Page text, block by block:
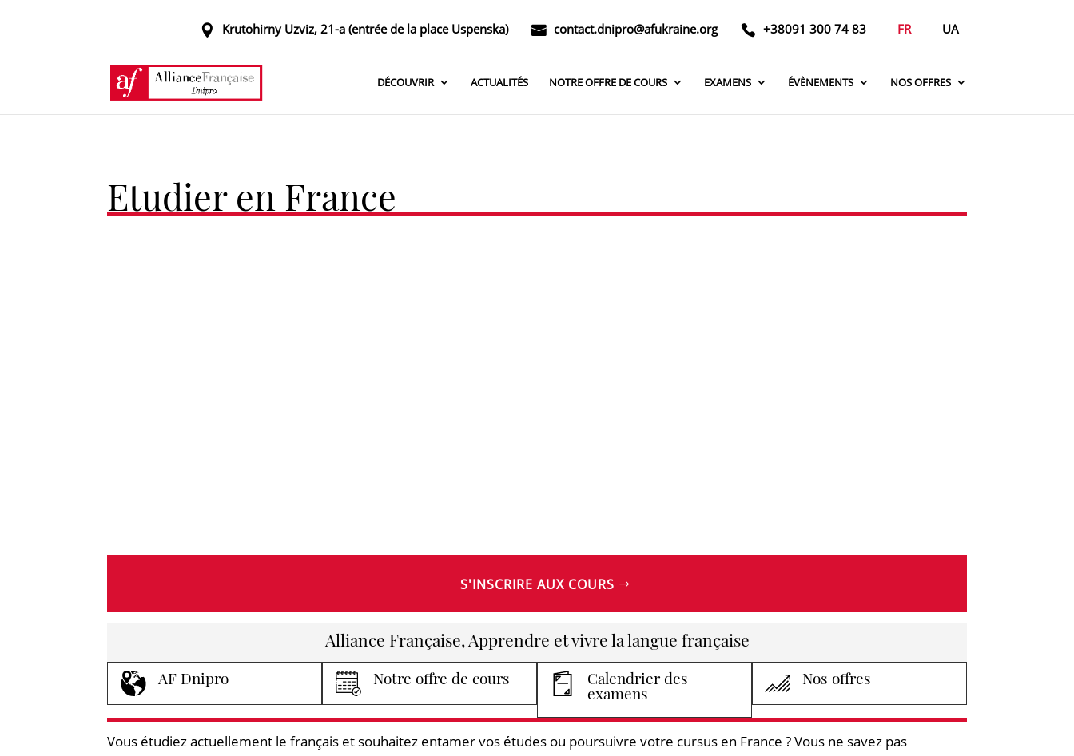
Krutohirny Uzviz, 21-a (entrée de la place Uspenska) contact.dnipro@afukraine.org +38091 300 74 83 FR UA
DÉCOUVRIR ACTUALITÉS NOTRE OFFRE DE COURS EXAMENS ÉVÈNEMENTS NOS OFFRES
Etudier en France
S'INSCRIRE AUX COURS
Alliance Française, Apprendre et vivre la langue française
AF Dnipro Notre offre de cours Calendrier des
examens
Nos offres
Vous étudiez actuellement le français et souhaitez entamer vos études ou poursuivre votre cursus en France ? Vous ne savez pas